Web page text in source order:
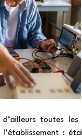
toutes les
l’établissement :